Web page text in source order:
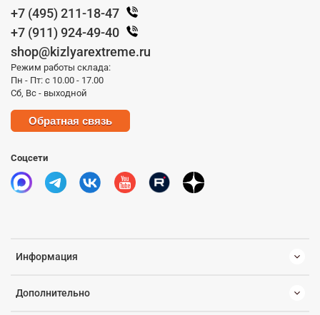
Информация
Дополнительно
+7 (495) 211-18-47
+7 (911) 924-49-40
shop@kizlyarextreme.ru
Режим работы склада:
Пн - Пт: с 10.00 - 17.00
Сб, Вс - выходной
Обратная связь
Соцсети